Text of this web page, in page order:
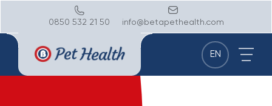
0850 532 21 50 info@betapethealth.com
EN